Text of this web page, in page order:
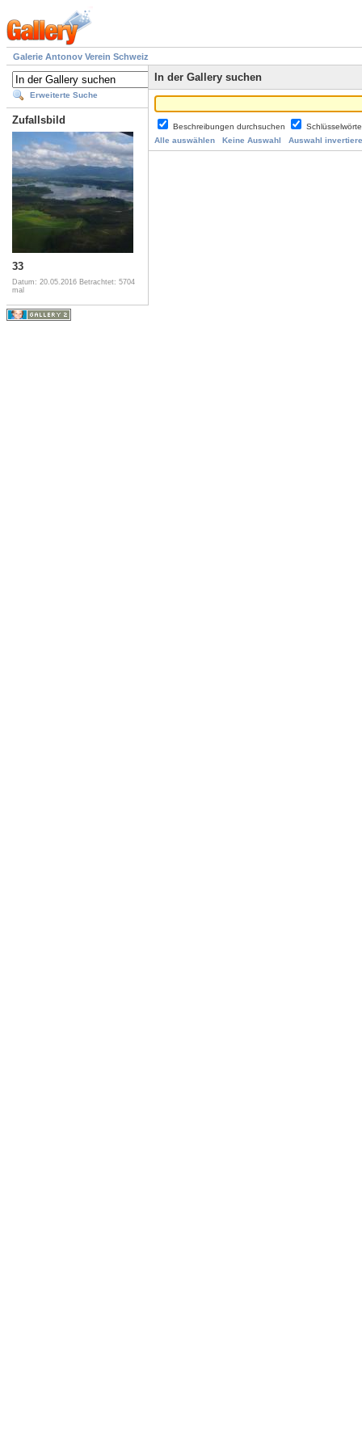
Galerie Antonov Verein Schweiz
Erweiterte Suche
Zufallsbild
33
Datum: 20.05.2016 Betrachtet: 5704
mal
In der Gallery suchen
Beschreibungen durchsuchen
Alle auswählen
Keine Auswahl Auswahl